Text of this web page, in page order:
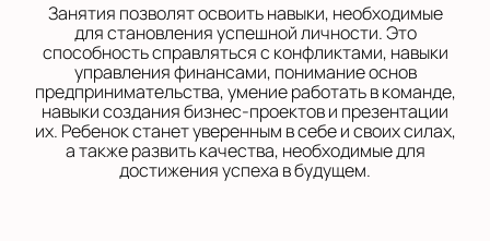
Занятия позволят освоить навыки, необходимые
для становления успешной личности. Это
способность справляться с конфликтами, навыки
управления финансами, понимание основ
предпринимательства, умение работать в команде,
навыки создания бизнес-проектов и презентации
их. Ребенок станет уверенным в себе и своих силах,
а также развить качества, необходимые для
достижения успеха в будущем.